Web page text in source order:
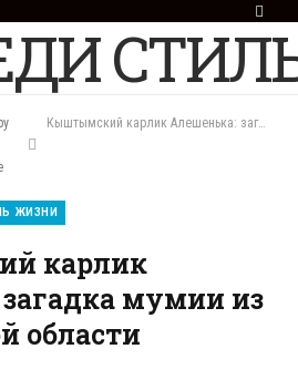
e
Кыштымский карлик Алешенька: загадка мумии из Челябинской области
ЖИЗНИ
карлик
мумии из
области